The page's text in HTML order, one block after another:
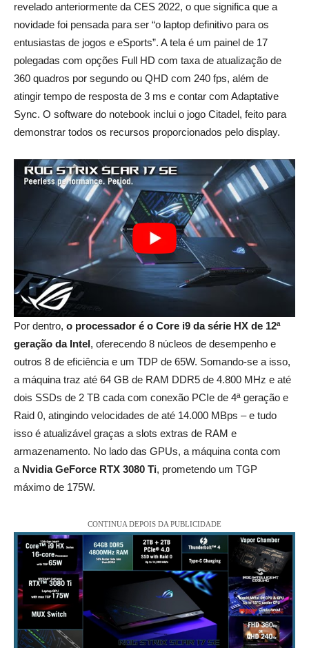
revelado anteriormente da CES 2022, o que significa que a
novidade foi pensada para ser “o laptop definitivo para os
entusiastas de jogos e eSports”. A tela é um painel de 17
polegadas com opções Full HD com taxa de atualização de
360 quadros por segundo ou QHD com 240 fps, além de
atingir tempo de resposta de 3 ms e contar com Adaptative
Sync. O software do notebook inclui o jogo Citadel, feito para
demonstrar todos os recursos proporcionados pelo display.
Por dentro, o processador é o Core i9 da série HX de 12ª
geração da Intel, oferecendo 8 núcleos de desempenho e
outros 8 de eficiência e um TDP de 65W. Somando-se a isso,
a máquina traz até 64 GB de RAM DDR5 de 4.800 MHz e até
dois SSDs de 2 TB cada com conexão PCIe de 4ª geração e
Raid 0, atingindo velocidades de até 14.000 MBps – e tudo
isso é atualizável graças a slots extras de RAM e
armazenamento. No lado das GPUs, a máquina conta com
a Nvidia GeForce RTX 3080 Ti, prometendo um TGP
máximo de 175W.
CONTINUA DEPOIS DA PUBLICIDADE